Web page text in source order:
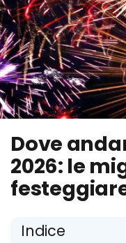
Dove
2026: le
Indice